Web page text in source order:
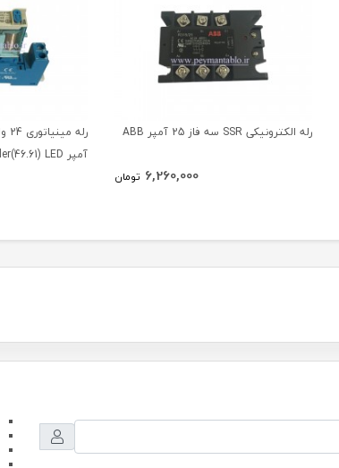
رله الکترونیکی SSR سه فاز 25 آمپر ABB
6,260,000 تومان
آمپر Finder(46.61) LED